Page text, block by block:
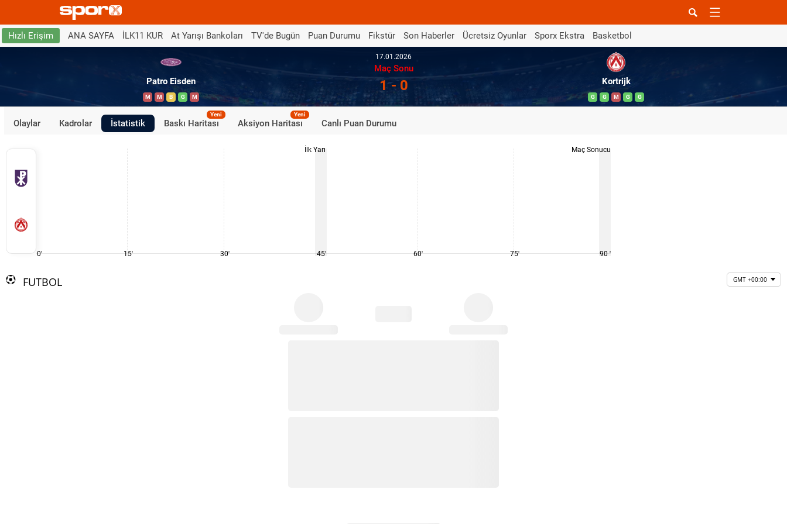
Hızlı Erişim ANA SAYFA İLK11 KUR At Yarışı Bankoları TV'de Bugün Puan Durumu Fikstür Son Haberler Ücretsiz Oyunlar Sporx Ekstra Basketbol
Patro Eisden
M M B G M
17.01.2026
Maç Sonu
1 - 0 Kortrijk
G G M G G
Olaylar Kadrolar İstatistik Baskı Haritası
Yeni
Aksiyon Haritası
Yeni
Canlı Puan Durumu
0' 15' 30'
İlk Yarı
45' 60' 75'
Maç Sonucu
90 '
FUTBOL GMT +00:00